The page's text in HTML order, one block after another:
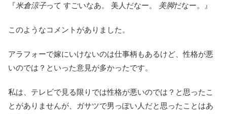
『米倉涼子って すごいなあ。 美人だなー。 美脚だなー。』
このようなコメントがありました。
アラフォーで嫁にいけないのは仕事柄もあるけど、性格が悪
いのでは？といった意見が多かったです。
私は、テレビで見る限りでは性格が悪いのでは？と思ったこ
とがありませんが、ガサツで男っぽい人だと思ったことはあ